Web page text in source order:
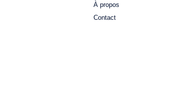
À propos
Contact